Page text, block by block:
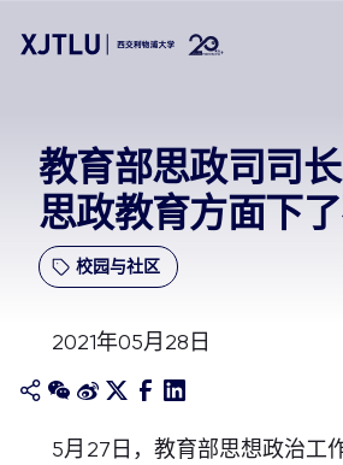
招生
科研
学院
教育部思政司司
思政教育方面下
校园与社区
2021年05月28日
5月27日，教育部思想政治工